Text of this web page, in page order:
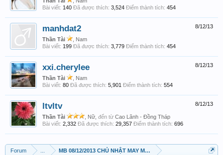
Bài viết: 140 Đã được thích: 3,524 Điểm thành tích: 454
8/12/13
manhdat2
Thần Tài
, Nam
Bài viết: 199 Đã được thích: 3,779 Điểm thành tích: 454
8/12/13
xxi.cherylee
Thần Tài
, Nam
Bài viết: 80 Đã được thích: 5,901 Điểm thành tích: 554
8/12/13
ltvltv
Thần Tài , Nữ, đến từ Cao Lãnh - Đồng Tháp
Bài viết: 2,332 Đã được thích: 29,357 Điểm thành tích: 696
Forum MB 08/12/2013 CHỦ NHẬT MAY MẮN!